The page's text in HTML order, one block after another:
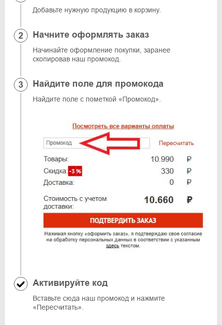
Добавьте нужную продукцию в корзину.
Начните оформлять заказ
Начинайте оформление покупки, заранее
скопировав наш промокод.
Найдите поле для промокода
Найдите поле с пометкой «Промокод».
Активируйте код
Вставьте сюда наш промокод и нажмите
«Пересчитать».